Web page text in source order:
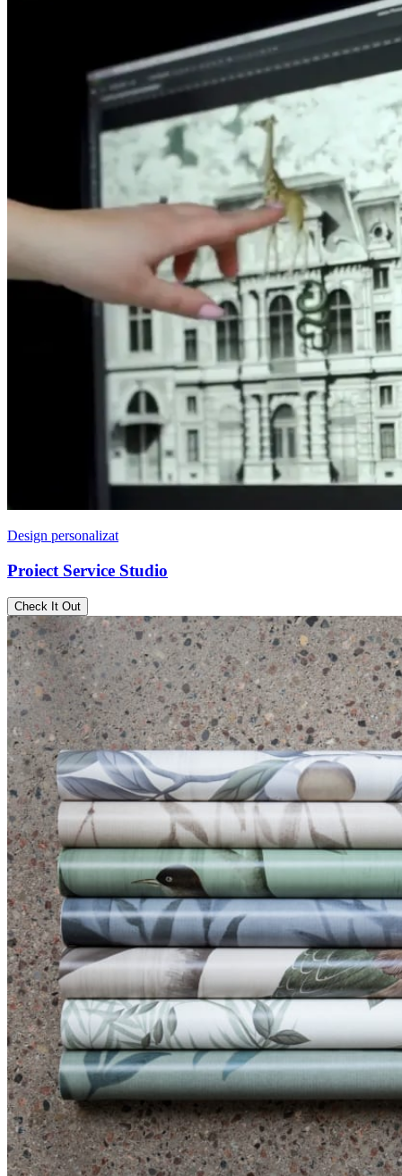
Design personalizat
Proiect Service Studio
Check It Out